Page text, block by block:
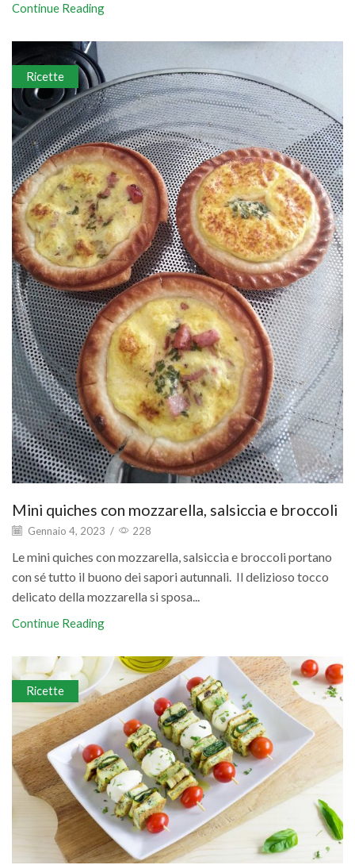
Continue Reading
Ricette
Mini quiches con mozzarella, salsiccia e broccoli
Gennaio 4, 2023 / 228
Le mini quiches con mozzarella, salsiccia e broccoli portano
con sé tutto il buono dei sapori autunnali. Il delizioso tocco
delicato della mozzarella si sposa...
Continue Reading
Ricette